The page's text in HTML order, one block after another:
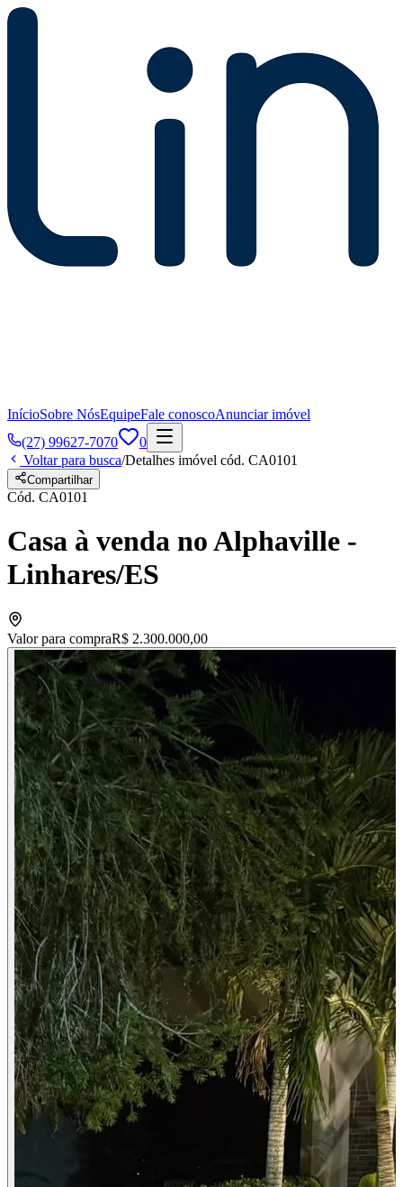
InícioSobre NósEquipeFale conoscoAnunciar imóvel
(27) 99627-7070
0
Voltar para busca/Detalhes imóvel cód. CA0101
Compartilhar
Cód. CA0101
Casa à venda no Alphaville -
Linhares/ES
Valor para compraR$ 2.300.000,00